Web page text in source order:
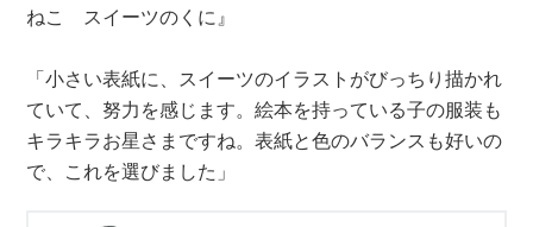
ねこ スイーツのくに』
「小さい表紙に、スイーツのイラストがびっちり描かれ
ていて、努力を感じます。絵本を持っている子の服装も
キラキラお星さまですね。表紙と色のバランスも好いの
で、これを選びました」